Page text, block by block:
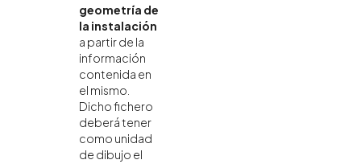
geometría de
la instalación
a partir de la
información
contenida en
el mismo.
Dicho fichero
deberá tener
como unidad
de dibujo el